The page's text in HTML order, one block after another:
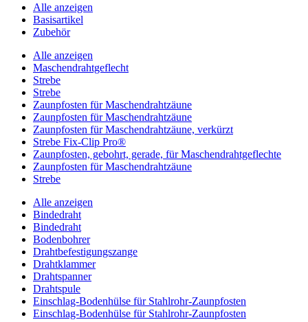
Alle anzeigen
Basisartikel
Zubehör
Alle anzeigen
Maschendrahtgeflecht
Strebe
Strebe
Zaunpfosten für Maschendrahtzäune
Zaunpfosten für Maschendrahtzäune
Zaunpfosten für Maschendrahtzäune, verkürzt
Strebe Fix-Clip Pro®
Zaunpfosten, gebohrt, gerade, für Maschendrahtgeflechte
Zaunpfosten für Maschendrahtzäune
Strebe
Alle anzeigen
Bindedraht
Bindedraht
Bodenbohrer
Drahtbefestigungszange
Drahtklammer
Drahtspanner
Drahtspule
Einschlag-Bodenhülse für Stahlrohr-Zaunpfosten
Einschlag-Bodenhülse für Stahlrohr-Zaunpfosten